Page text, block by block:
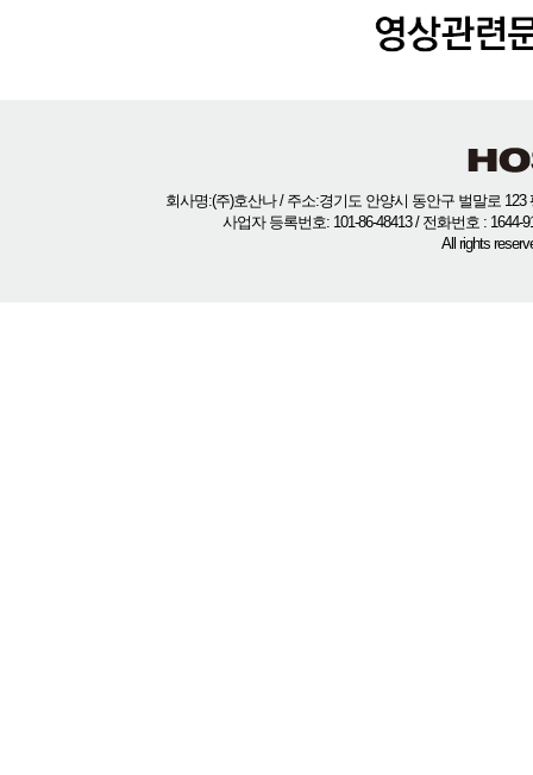
회사명:(주)호산나 / 주소:경기도 안양시 동안구 벌말로
사업자 등록번호: 101-86-48413 / 전화번호 :
All rights